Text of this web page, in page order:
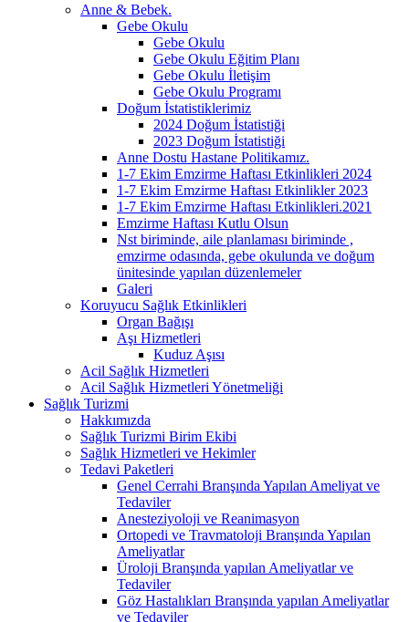
Anne & Bebek.
Gebe Okulu
Gebe Okulu
Gebe Okulu Eğitim Planı
Gebe Okulu İletişim
Gebe Okulu Programı
Doğum İstatistiklerimiz
2024 Doğum İstatistiği
2023 Doğum İstatistiği
Anne Dostu Hastane Politikamız.
1-7 Ekim Emzirme Haftası Etkinlikleri 2024
1-7 Ekim Emzirme Haftası Etkinlikler 2023
1-7 Ekim Emzirme Haftası Etkinlikleri.2021
Emzirme Haftası Kutlu Olsun
Nst biriminde, aile planlaması biriminde ,
emzirme odasında, gebe okulunda ve doğum
ünitesinde yapılan düzenlemeler
Galeri
Koruyucu Sağlık Etkinlikleri
Organ Bağışı
Aşı Hizmetleri
Kuduz Aşısı
Acil Sağlık Hizmetleri
Acil Sağlık Hizmetleri Yönetmeliği
Sağlık Turizmi
Hakkımızda
Sağlık Turizmi Birim Ekibi
Sağlık Hizmetleri ve Hekimler
Tedavi Paketleri
Genel Cerrahi Branşında Yapılan Ameliyat ve
Tedaviler
Anesteziyoloji ve Reanimasyon
Ortopedi ve Travmatoloji Branşında Yapılan
Ameliyatlar
Üroloji Branşında yapılan Ameliyatlar ve
Tedaviler
Göz Hastalıkları Branşında yapılan Ameliyatlar
ve Tedaviler